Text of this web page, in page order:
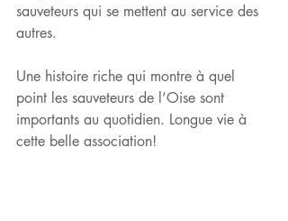
sauveteurs qui se mettent au service des
autres.
Une histoire riche qui montre à quel
point les sauveteurs de l’Oise sont
importants au quotidien. Longue vie à
cette belle association!